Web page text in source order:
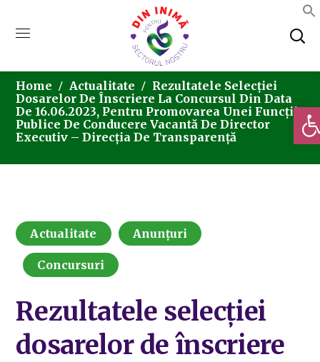
Home Actualitate
Rezultatele Selecţiei
Dosarelor De Înscriere La Concursul Din Data
De 16.06.2023, Pentru Promovarea Unei Funcții
Publice De Conducere Vacantă De Director
Executiv – Direcția De Transparență
Actualitate Anunțuri
Concursuri
Rezultatele selecţiei
dosarelor de înscriere